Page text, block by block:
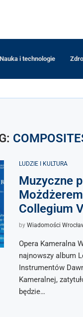
Nauka i technologie
LUDZIE I KULTURA
Muzyczne
Collegium
by Wiadomości
Opera Kameralna
najnowszy album
Instrumentów
Kameralnej,
będzie…